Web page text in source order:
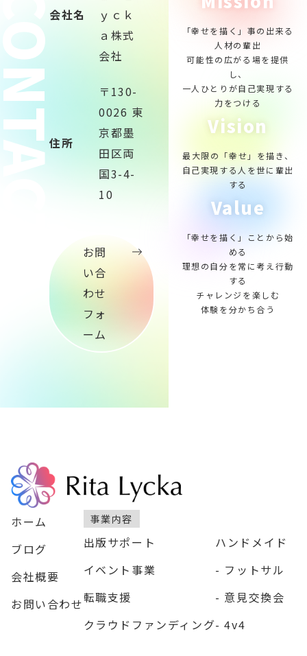
会社名
ｙｃｋ
ａ株式
会社
住所
〒130-
0026 東
京都墨
田区両
国3-4-
10
お問
い合
わせ
フォ
ーム
「幸せを描く」事の出来る
人材の輩出
可能性の広がる場を提供
し、
一人ひとりが自己実現する
力をつける
Vision
最大限の「幸せ」を描き、
自己実現する人を世に輩出
する
Value
「幸せを描く」ことから始
める
理想の自分を常に考え行動
する
チャレンジを楽しむ
体験を分かち合う
ホーム
ブログ
会社概要
お問い合わせ
事業内容
出版サポート
イベント事業
転職支援
クラウドファンディング
ハンドメイド
フットサル
意見交換会
4v4